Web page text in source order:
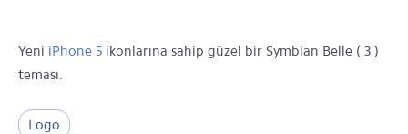
Yeni iPhone 5 ikonlarına sahip güzel bir Symbian Belle ( 3 )
teması.
Logo